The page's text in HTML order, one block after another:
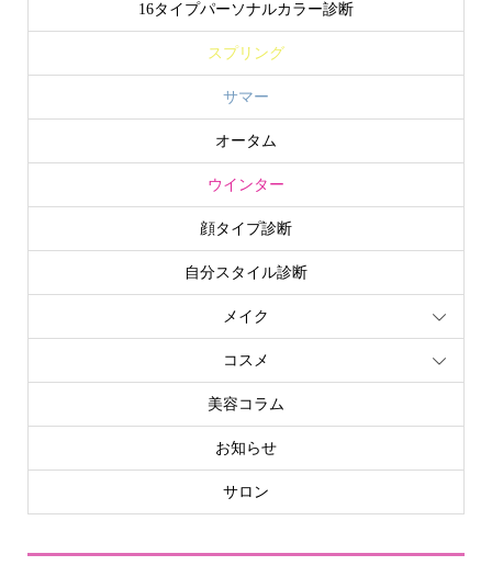
16タイプパーソナルカラー診断
スプリング
サマー
オータム
ウインター
顔タイプ診断
自分スタイル診断
メイク
コスメ
美容コラム
お知らせ
サロン